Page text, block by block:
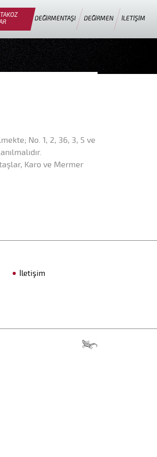
DEĞIRMENTAŞI DEĞIRMEN İLETIŞIM
No. 1, 2, 36, 3, 5 ve
Karo ve Mermer
İletişim